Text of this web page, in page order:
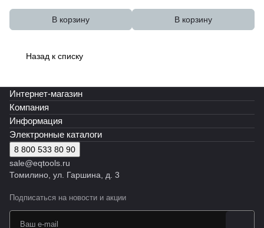
В корзину В корзину
Назад к списку
Интернет-магазин
Компания
Информация
Электронные каталоги
8 800 533 80 90
sale@eqtools.ru
Томилино, ул. Гаршина, д. 3
Подписаться на новости и акции